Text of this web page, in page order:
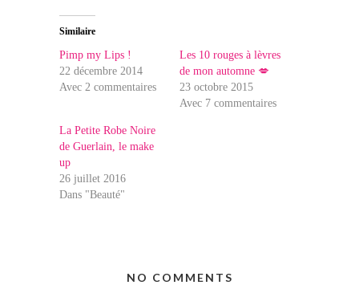
Similaire
Pimp my Lips !
22 décembre 2014
Avec 2 commentaires
Les 10 rouges à lèvres
de mon automne 💋
23 octobre 2015
Avec 7 commentaires
La Petite Robe Noire
de Guerlain, le make
up
26 juillet 2016
Dans "Beauté"
NO COMMENTS